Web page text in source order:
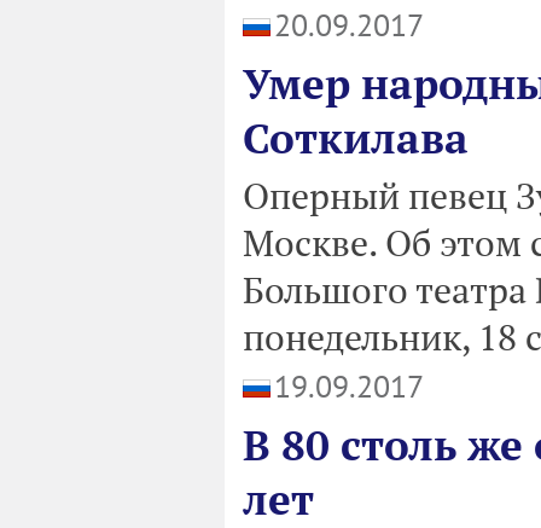
20.09.2017
Умер
Соткилава
Оперный певец
Москве. Об этом
Большого
понедельник, 18
19.09.2017
В 80 столь же
лет